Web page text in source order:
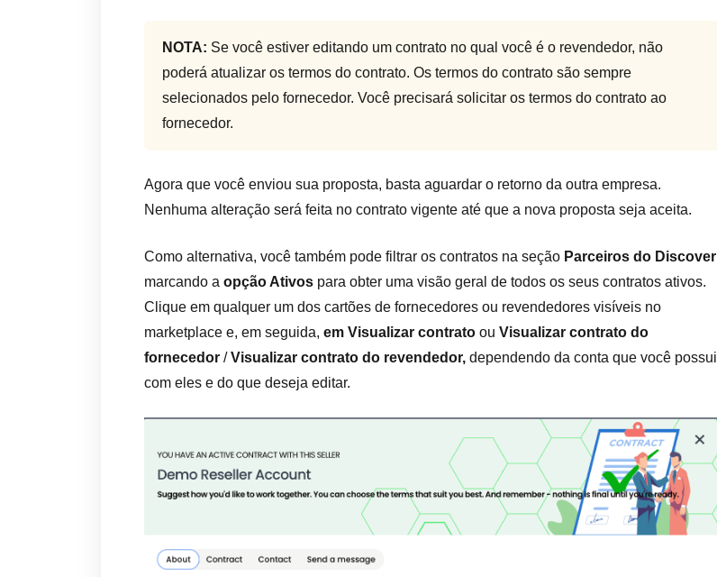
NOTA: Se você estiver editando um contrato no qual você é o revendedor, não
poderá atualizar os termos do contrato. Os termos do contrato são sempre
selecionados pelo fornecedor. Você precisará solicitar os termos do contrato ao
fornecedor.
Agora que você enviou sua proposta, basta aguardar o retorno da outra empresa.
Nenhuma alteração será feita no contrato vigente até que a nova proposta seja aceita.
Como alternativa, você também pode filtrar os contratos na seção Parceiros do Discover
marcando a opção Ativos para obter uma visão geral de todos os seus contratos ativos.
Clique em qualquer um dos cartões de fornecedores ou revendedores visíveis no
marketplace e, em seguida, em Visualizar contrato ou Visualizar contrato do
fornecedor /Visualizar contrato do revendedor, dependendo da conta que você possui
com eles e do que deseja editar.